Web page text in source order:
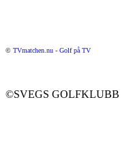
© TVmatchen.nu - Golf på TV
©SVEGS GOLFKLUBB